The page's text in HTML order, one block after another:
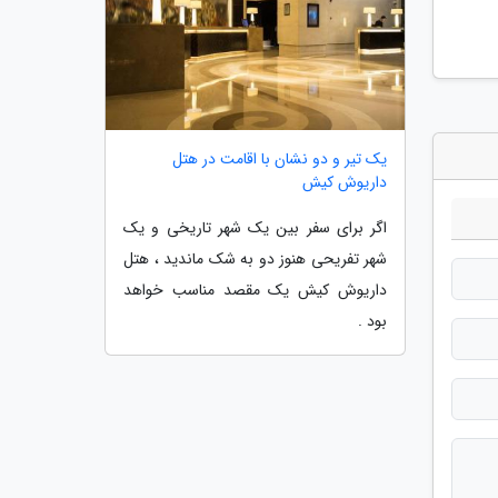
یک تیر و دو نشان با اقامت در هتل
داریوش کیش
اگر برای سفر بین یک شهر تاریخی و یک
شهر تفریحی هنوز دو به شک ماندید ، هتل
داریوش کیش یک مقصد مناسب خواهد
بود .